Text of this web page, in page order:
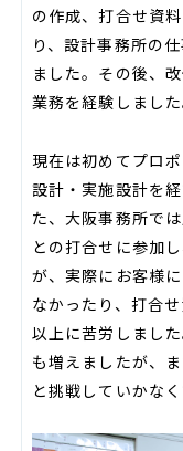
の作成、打合せ資
り、設計事務所の
ました。その後、
業務を経験しました
現在は初めてプロ
設計・実施設計を
た、大阪事務所で
との打合せに参加
が、実際にお客様
なかったり、打合
以上に苦労しまし
も増えましたが、
と挑戦していかな